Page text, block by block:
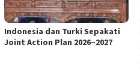
Indonesia dan Turki Sepakati
Joint Action Plan 2026–2027